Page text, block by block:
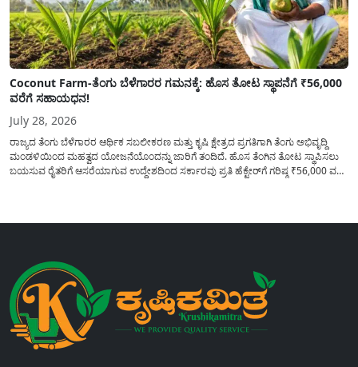
Coconut Farm-ತೆಂಗು ಬೆಳೆಗಾರರ ಗಮನಕ್ಕೆ: ಹೊಸ ತೋಟ ಸ್ಥಾಪನೆಗೆ ₹56,000
ವರೆಗೆ ಸಹಾಯಧನ!
July 28, 2026
ರಾಜ್ಯದ ತೆಂಗು ಬೆಳೆಗಾರರ ಆರ್ಥಿಕ ಸಬಲೀಕರಣ ಮತ್ತು ಕೃಷಿ ಕ್ಷೇತ್ರದ ಪ್ರಗತಿಗಾಗಿ ತೆಂಗು ಅಭಿವೃದ್ದಿ
ಮಂಡಳಿಯಿಂದ ಮಹತ್ವದ ಯೋಜನೆಯೊಂದನ್ನು ಜಾರಿಗೆ ತಂದಿದೆ. ಹೊಸ ತೆಂಗಿನ ತೋಟ ಸ್ಥಾಪಿಸಲು
ಬಯಸುವ ರೈತರಿಗೆ ಆಸರೆಯಾಗುವ ಉದ್ದೇಶದಿಂದ ಸರ್ಕಾರವು ಪ್ರತಿ ಹೆಕ್ಟೇರ್‌ಗೆ ಗರಿಷ್ಠ ₹56,000 ವರೆಗೆ